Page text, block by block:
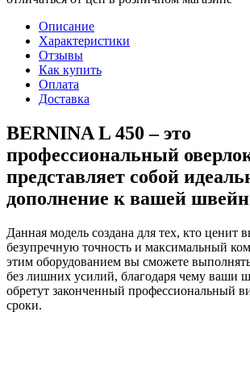
Описание
Характеристики
Отзывы
Как купить
Оплата
Доставка
BERNINA L 450 – это
профессиональный
представляет собой
дополнение к вашей
Данная модель создана для тех, кто ценит
безупречную точность и максимальный
этим оборудованием вы сможете
без лишних усилий, благодаря чему ваши
обретут законченный профессиональный
сроки.